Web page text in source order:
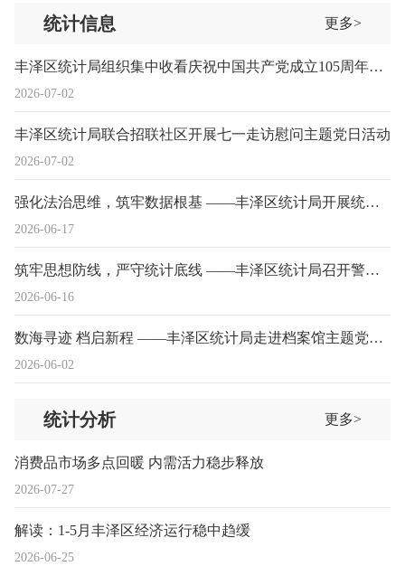
统计信息 更多>
2026-07-02
丰泽区统计局组织集中收看庆祝中国共产党成立105周年大会直播
2026-07-02
丰泽区统计局联合招联社区开展七一走访慰问主题党日活动
2026-06-17
强化法治思维，筑牢数据根基 ——丰泽区统计局开展统计法律业务培训
2026-06-16
筑牢思想防线，严守统计底线 ——丰泽区统计局召开警示教育会
2026-06-02
数海寻迹 档启新程 ——丰泽区统计局走进档案馆主题党日活动
统计分析 更多>
2026-07-27
消费品市场多点回暖 内需活力稳步释放
2026-06-25
解读：1-5月丰泽区经济运行稳中趋缓